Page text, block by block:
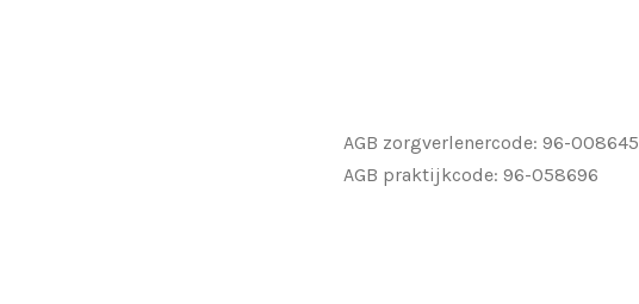
AGB zorgverlenercode: 96-008645
AGB praktijkcode: 96-058696